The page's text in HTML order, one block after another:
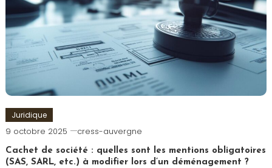
Juridique
9 octobre 2025 cress-auvergne
Cachet de société : quelles sont les mentions obligatoires
(SAS, SARL, etc.) à modifier lors d’un déménagement ?